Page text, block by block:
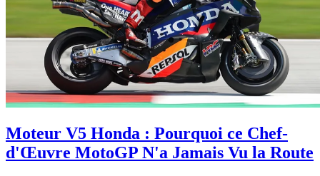
Moteur V5 Honda : Pourquoi ce Chef-
d'Œuvre MotoGP N'a Jamais Vu la Route